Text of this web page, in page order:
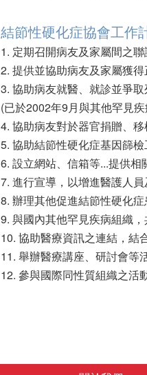
結節性硬化症協會工作
1. 定期召開病友及家屬間之聯
2. 提供並協助病友及家屬獲
3. 協助病友就醫、就診並爭
(已於2002年9月與其他罕見
4. 協助病友對於器官捐贈、移
5. 協助結節性硬化症基因篩
6. 設立網站、信箱等...提供相
7. 進行宣導，以增進醫護人
8. 辦理其他促進結節性硬化症
9. 與國內其他罕見疾病組織
10. 協助醫療資訊之連結，結
11. 舉辦醫療講座、研討會等活
12. 參與國際同性質組織之活